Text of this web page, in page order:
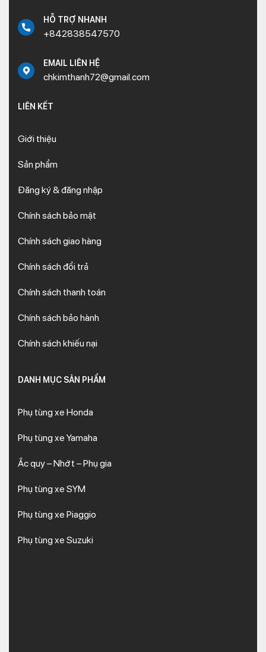
HỖ TRỢ NHANH
+842838547570
EMAIL LIÊN HỆ
chkimthanh72@gmail.com
LIÊN KẾT
Giới thiệu
Sản phẩm
Đăng ký & đăng nhập
Chính sách bảo mật
Chính sách giao hàng
Chính sách đổi trả
Chính sách thanh toán
Chính sách bảo hành
Chính sách khiếu nại
DANH MỤC SẢN PHẨM
Phụ tùng xe Honda
Phụ tùng xe Yamaha
Ắc quy – Nhớt – Phụ gia
Phụ tùng xe SYM
Phụ tùng xe Piaggio
Phụ tùng xe Suzuki